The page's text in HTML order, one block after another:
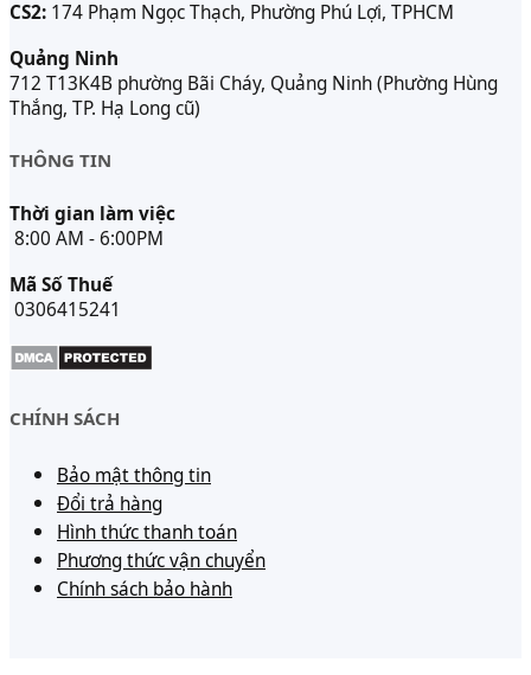
CS2: 174 Phạm Ngọc Thạch, Phường Phú Lợi, TPHCM
Quảng Ninh
712 T13K4B phường Bãi Cháy, Quảng Ninh (Phường Hùng
Thắng, TP. Hạ Long cũ)
THÔNG TIN
Thời gian làm việc
8:00 AM - 6:00PM
Mã Số Thuế
0306415241
CHÍNH SÁCH
Bảo mật thông tin
Đổi trả hàng
Hình thức thanh toán
Phương thức vận chuyển
Chính sách bảo hành